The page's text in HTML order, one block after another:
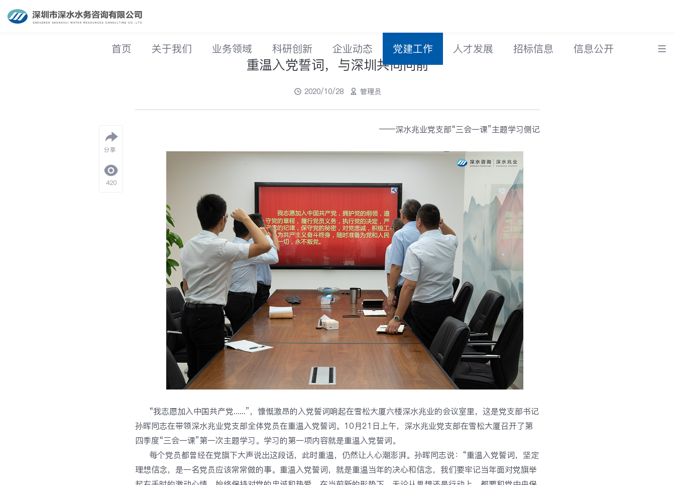
首页 关于我们 业务领域 科研创新 企业动态 党建工作 人才发展 招标信息 信息公开
重温入党誓词，与深圳共同向前
2020/10/28 管理员
——深水兆业党支部“三会一课”主题学习侧记
“我志愿加入中国共产党......”，慷慨激昂的入党誓词响起在雪松大厦六楼深水兆业的会议室里，这是党支部书记
孙晖同志在带领深水兆业党支部全体党员在重温入党誓词。10月21日上午，深水兆业党支部在雪松大厦召开了第
四季度“三会一课”第一次主题学习。学习的第一项内容就是重温入党誓词。
每个党员都曾经在党旗下大声说出这段话，此时重温，仍然让人心潮澎湃。孙晖同志说：“重温入党誓词，坚定
理想信念，是一名党员应该常常做的事。重温入党誓词，就是重温当年的决心和信念，我们要牢记当年面对党旗举
分享
420